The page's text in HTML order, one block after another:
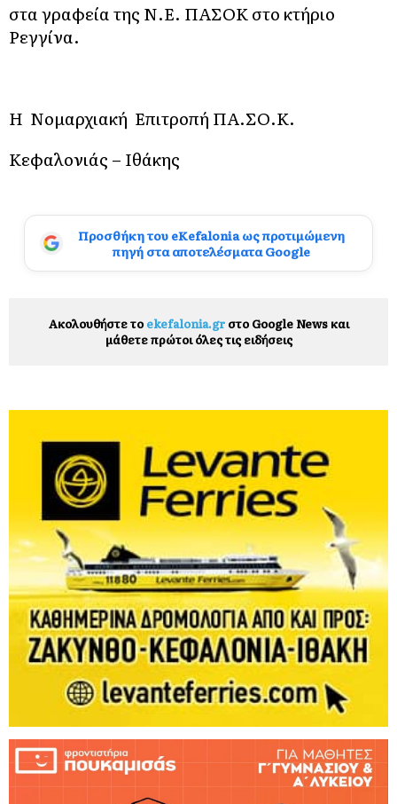
στα γραφεία της Ν.Ε. ΠΑΣΟΚ στο κτήριο
Ρεγγίνα.
Η Νομαρχιακή Επιτροπή ΠΑ.ΣΟ.Κ.
Κεφαλονιάς – Ιθάκης
Προσθήκη του eKefalonia ως προτιμώμενη
πηγή στα αποτελέσματα Google
Ακολουθήστε το ekefalonia.grστο Google News και
μάθετε πρώτοι όλες τις ειδήσεις